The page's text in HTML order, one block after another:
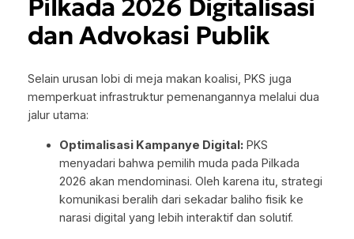
Pilkada 2026 Digitalisasi
dan Advokasi Publik
Selain urusan lobi di meja makan koalisi, PKS juga
memperkuat infrastruktur pemenangannya melalui dua
jalur utama:
Optimalisasi Kampanye Digital:PKS
menyadari bahwa pemilih muda pada Pilkada
2026 akan mendominasi. Oleh karena itu, strategi
komunikasi beralih dari sekadar baliho fisik ke
narasi digital yang lebih interaktif dan solutif.